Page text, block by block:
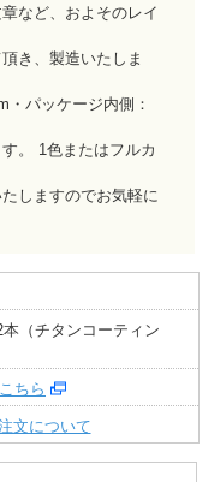
など、およそのレイ
き、製造いたしま
パッケージ内側：
。 1色またはフルカ
しますのでお気軽に
（チタンコーティン
ちら
文について